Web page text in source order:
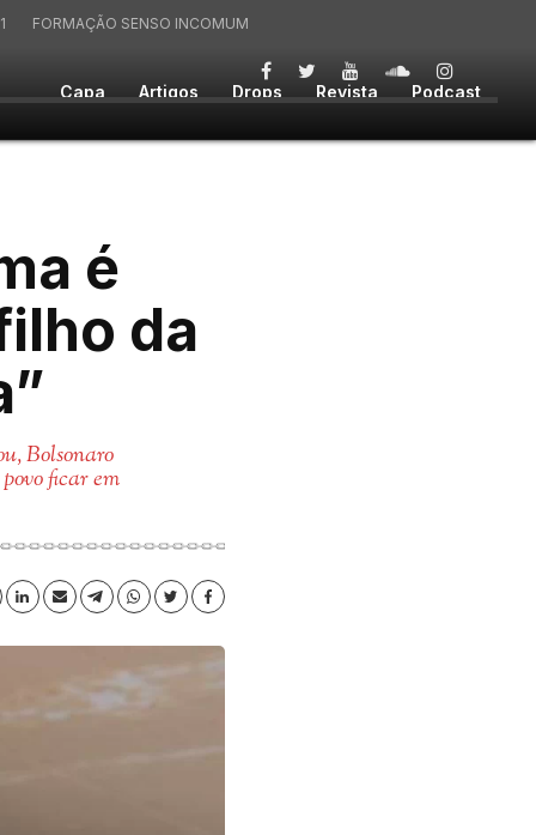
Capa Artigos Drops Revista Podcast
FORMAÇÃO SENSO INCOMUM
é
da
Bolsonaro
ficar em